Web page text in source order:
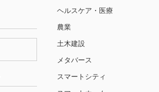
ヘルスケア・医療
農業
土木建設
メタバース
スマートシティ